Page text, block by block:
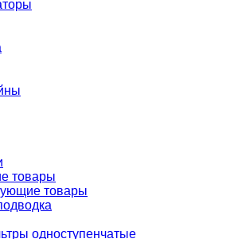
товары
товары
одноступенчатые